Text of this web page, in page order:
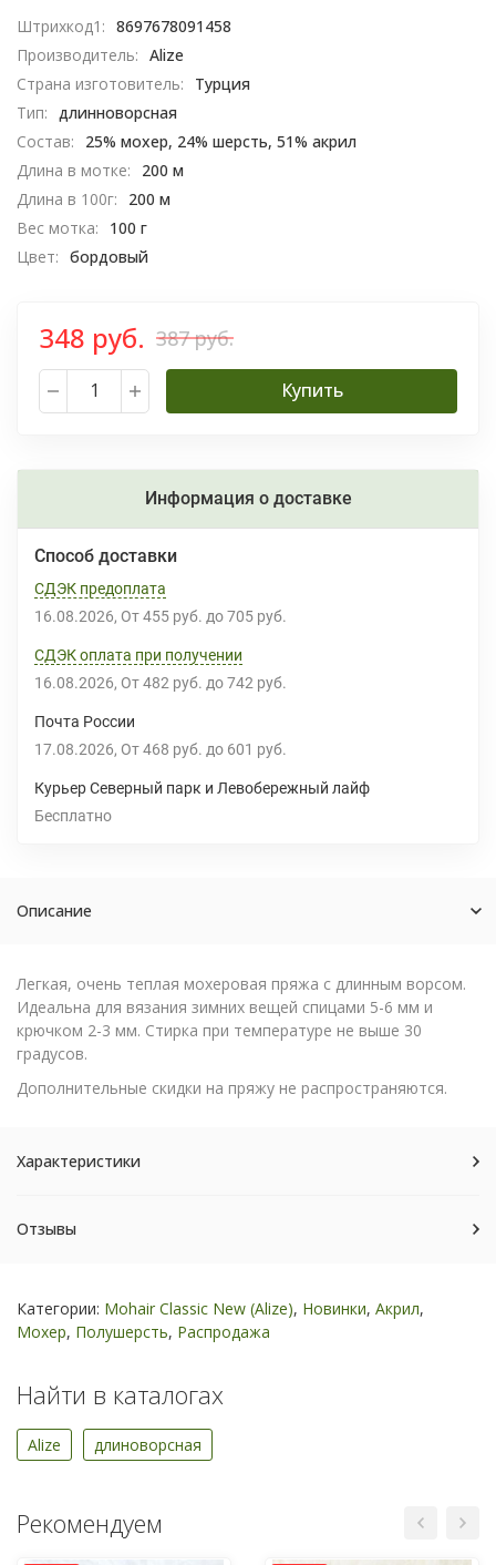
Штрихкод1: 8697678091458
Производитель: Alize
Страна изготовитель:
Турция
Тип: длинноворсная
Состав:
25% мохер, 24% шерсть, 51% акрил
Длина в мотке:
200 м
Длина в 100г:
200 м
Вес мотка:
100 г
Цвет: бордовый
348 руб. 387 руб.
Купить
Информация о доставке
Способ доставки
СДЭК предоплата
16.08.2026 От 455 руб. до 705 руб.
СДЭК оплата при получении
16.08.2026 От 482 руб. до 742 руб.
Почта России
17.08.2026 От 468 руб. до 601 руб.
Курьер Северный парк и Левобережный лайф
Бесплатно
Описание
Легкая, очень теплая мохеровая пряжа с длинным ворсом.
Идеальна для вязания зимних вещей спицами 5-6 мм и
крючком 2-3 мм. Стирка при температуре не выше 30
градусов.
Дополнительные скидки на пряжу не распространяются.
Характеристики
Отзывы
Категории: Mohair Classic New (Alize), Новинки, Акрил,
Мохер, Полушерсть, Распродажа
Найти в каталогах
Alize длиноворсная
Рекомендуем